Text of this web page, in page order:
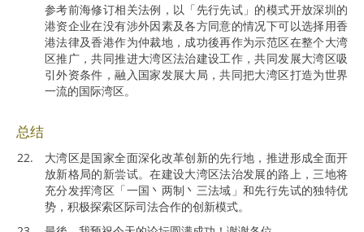
参考前海修订相关法例，以「先行先试」的模式开放深圳的
港资企业在没有涉外因素及各方同意的情况下可以选择用香
港法律及香港作为仲裁地，成功後再作为示范区在整个大湾
区推广，共同推进大湾区法治建设工作，共同发展大湾区吸
引外资条件，融入国家发展大局，共同把大湾区打造为世界
一流的国际湾区。
总结
大湾区是国家全面深化改革创新的先行地，推进形成全面开
放新格局的新尝试。在建设大湾区法治发展的路上，三地将
充分发挥湾区「一国丶两制丶三法域」和先行先试的独特优
势，积极探索区际司法合作的创新模式。